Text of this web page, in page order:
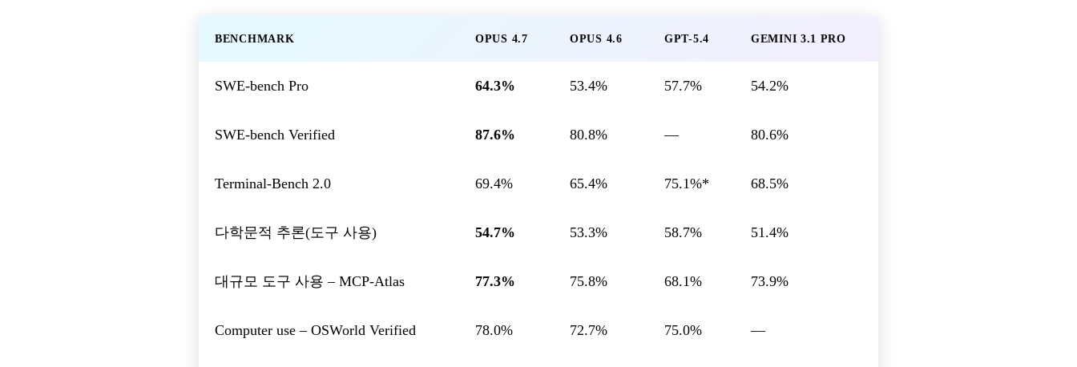
BENCHMARK OPUS 4.7 OPUS 4.6 GPT-5.4 GEMINI 3.1 PRO
SWE-bench Pro 64.3% 53.4% 57.7% 54.2%
SWE-bench Verified 87.6% 80.8% — 80.6%
Terminal-Bench 2.0 69.4% 65.4% 75.1%* 68.5%
다학문적 추론(도구 사용) 54.7% 53.3% 58.7% 51.4%
대규모 도구 사용 – MCP-Atlas 77.3% 75.8% 68.1% 73.9%
Computer use – OSWorld Verified 78.0% 72.7% 75.0% —